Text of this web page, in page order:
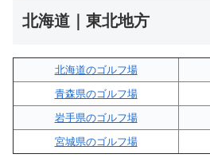
北海道｜東北地方
北海道のゴルフ場
青森県のゴルフ場
岩手県のゴルフ場
宮城県のゴルフ場